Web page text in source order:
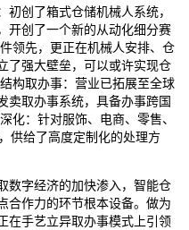
创了箱式仓储机械人系统，
开创了一个新的从动化细分赛
领先，更正在机械人安排、仓
了强大壁垒，可以或许实现仓
构取办事：营业已拓展至全球
卖取办事系统，具备办事跨国
化：针对服饰、电商、零售、
供给了高度定制化的处理方
字经济的加快渗入，智能仓
合作力的环节根本设备。做为
在手艺立异取办事模式上引领